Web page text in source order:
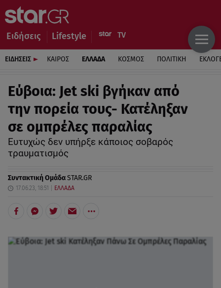
Ειδήσεις Lifestyle
ΕΙΔΗΣΕΙΣ ΚΑΙΡΟΣ ΕΛΛΑΔΑ ΚΟΣΜΟΣ ΠΟΛΙΤΙΚΗ
Eύβοια: Jet ski βγήκαν από
την πορεία τους- Κατέληξαν
σε ομπρέλες παραλίας
Ευτυχώς δεν υπήρξε κάποιος σοβαρός
τραυματισμός
Συντακτική ΟμάδαSTAR.GR
17.06.23, 18:51 ΕΛΛΑΔΑ